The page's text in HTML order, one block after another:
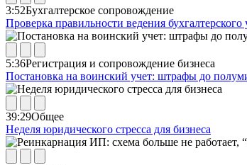
3:52Бухгалтерское сопровождение
Проверка правильности ведения бухгалтерского
5:36Регистрация и сопровождение бизнеса
Постановка на воинский учет: штрафы до
39:29Общее
Неделя юридического стресса для бизнеса